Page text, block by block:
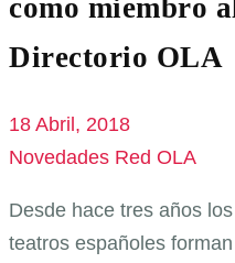
como miembro
Directorio OLA
18 Abril, 2018
Novedades Red OLA
Desde hace tres años
teatros españoles